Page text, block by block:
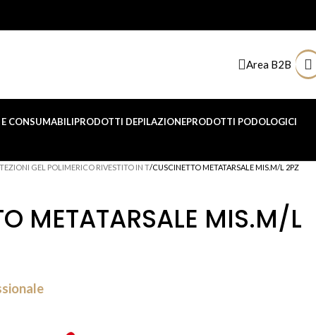
Area B2B
CONSUMABILIPRODOTTI DEPILAZIONEPRODOTTI PODOLOGICI
GEL POLIMERICO RIVESTITO IN T CUSCINETTO METATARSALE MIS.M/L 2PZ
METATARSALE MIS.M/L